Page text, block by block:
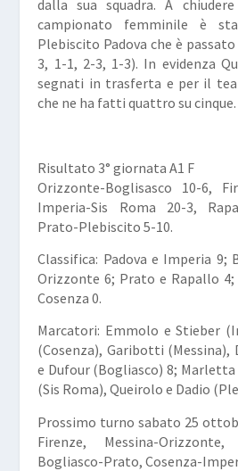
dalla sua squadra. A
campionato femminile è
Plebiscito Padova che è
3, 1-1, 2-3, 1-3). In evidenza
segnati in trasferta e per il
che ne ha fatti quattro su cinque.
Risultato 3° giornata A1 F
Orizzonte-Boglisasco 10-6,
Imperia-Sis Roma 20-3,
Prato-Plebiscito 5-10.
Classifica: Padova e Imperia 9;
Orizzonte 6; Prato e Rapallo 4;
Cosenza 0.
Marcatori: Emmolo e Stieber
(Cosenza), Garibotti
e Dufour (Bogliasco) 8;
(Sis Roma), Queirolo e Dadio
Prossimo turno sabato 25
Firenze, Messina-Orizzonte,
Bogliasco-Prato, Cosenza-